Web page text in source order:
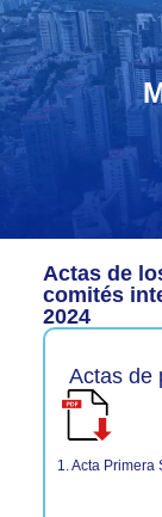
Actas de
comités
2024
Actas de
1. Acta Primera